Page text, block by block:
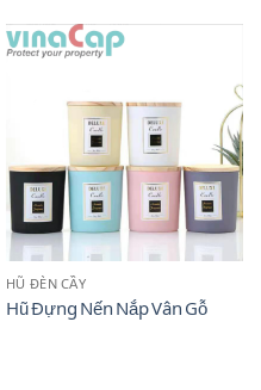
HŨ ĐÈN CẦY
Hũ Đựng Nến Nắp Vân Gỗ